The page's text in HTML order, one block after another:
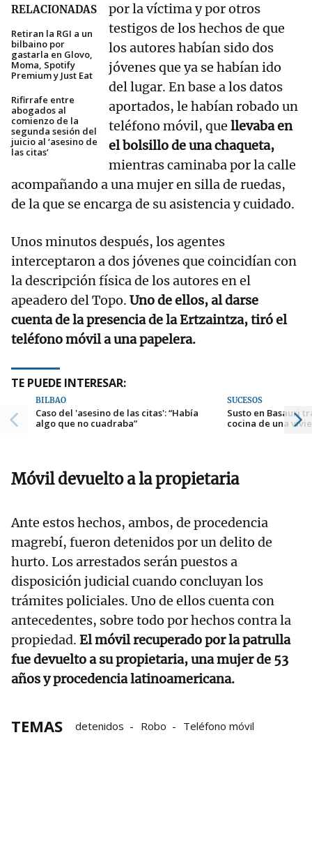
RELACIONADAS
Retiran la RGI a un
bilbaino por
gastarla en Glovo,
Moma, Spotify
Premium y Just Eat
Rifirrafe entre
abogados al
comienzo de la
segunda sesión del
juicio al ‘asesino de
las citas’
por la víctima y por otros
testigos de los hechos de que
los autores habían sido dos
jóvenes que ya se habían ido
del lugar. En base a los datos
aportados, le habían robado un
teléfono móvil, que llevaba en
el bolsillo de una chaqueta,
mientras caminaba por la calle
acompañando a una mujer en silla de ruedas,
de la que se encarga de su asistencia y cuidado.
Unos minutos después, los agentes
interceptaron a dos jóvenes que coincidían con
la descripción física de los autores en el
apeadero del Topo. Uno de ellos, al darse
cuenta de la presencia de la Ertzaintza, tiró el
teléfono móvil a una papelera.
TE PUEDE INTERESAR:
BILBAO
Caso del 'asesino de las citas': “Había
algo que no cuadraba”
SUCESOS
Susto en Basauri
cocina de una
Móvil devuelto a la propietaria
Ante estos hechos, ambos, de procedencia
magrebí, fueron detenidos por un delito de
hurto. Los arrestados serán puestos a
disposición judicial cuando concluyan los
trámites policiales. Uno de ellos cuenta con
antecedentes, sobre todo por hechos contra la
propiedad. El móvil recuperado por la patrulla
fue devuelto a su propietaria, una mujer de 53
años y procedencia latinoamericana.
TEMAS detenidos Robo Teléfono móvil